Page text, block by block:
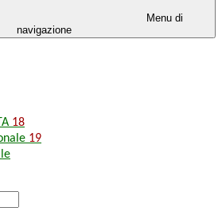
Menu di
navigazione
18
19